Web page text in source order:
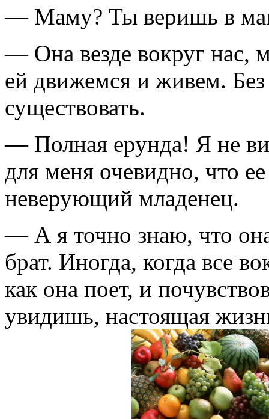
— Маму? Ты веришь в
— Она везде вокруг нас,
ей движемся и живем.
существовать.
— Полная ерунда! Я не
для меня очевидно, что
неверующий младенец.
— А я точно знаю, что
брат. Иногда, когда все
как она поет, и
увидишь, настоящая